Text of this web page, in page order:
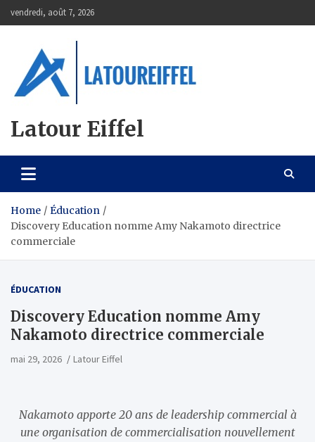
to
vendredi, août 7, 2026
Latour Eiffel
Home
Éducation
Discovery Education nomme Amy Nakamoto directrice
commerciale
ÉDUCATION
Discovery Education nomme Amy
Nakamoto directrice commerciale
mai 29, 2026 Latour Eiffel
Nakamoto apporte 20 ans de leadership commercial à
une organisation de commercialisation nouvellement